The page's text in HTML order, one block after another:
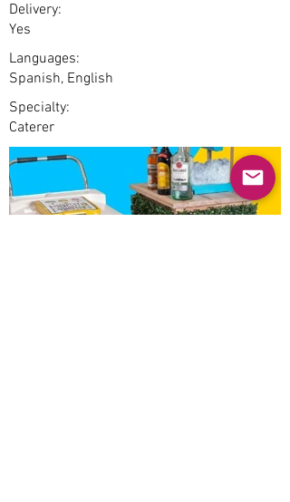
Delivery:
Yes
Languages:
Spanish, English
Specialty:
Caterer